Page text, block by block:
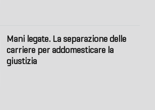
Mani legate. La separazione delle
carriere per addomesticare la
giustizia